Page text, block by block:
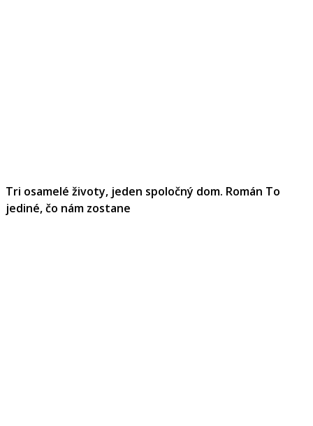
Tri osamelé životy, jeden spoločný dom. Román To
jediné, čo nám zostane